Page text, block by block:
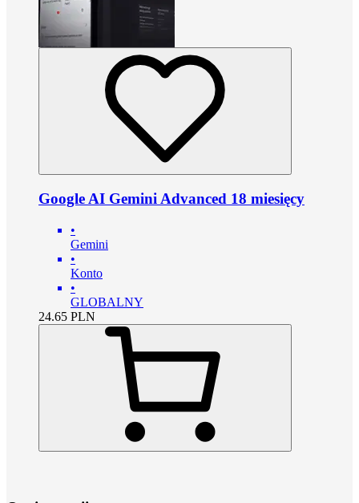
Google AI Gemini Advanced 18 miesięcy
•
Gemini
•
Konto
•
GLOBALNY
24.65 PLN